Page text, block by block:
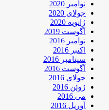
نوامبر 2020
جولای 2020
ژانویه 2020
آگوست 2019
نوامبر 2016
اکتبر 2016
سپتامبر 2016
آگوست 2016
جولای 2016
ژوئن 2016
می 2016
آوریل 2016